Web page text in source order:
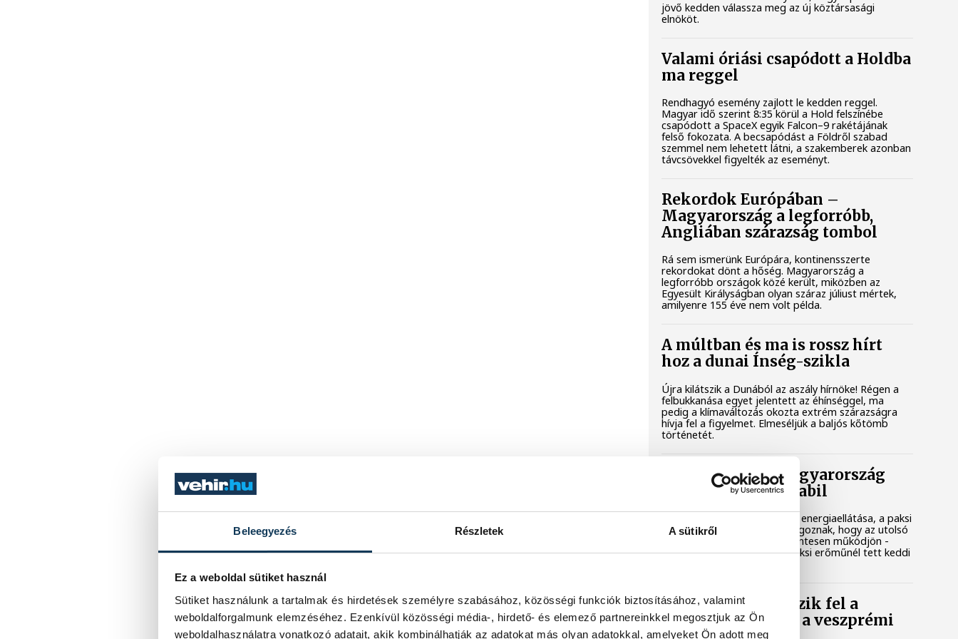
Beleegyezés Részletek A sütikről
Ez a weboldal sütiket használ
Sütiket használunk a tartalmak és hirdetések személyre szabásához, közösségi funkciók biztosításához, valamint
weboldalforgalmunk elemzéséhez. Ezenkívül közösségi média-, hirdető- és elemező partnereinkkel megosztjuk az Ön
weboldalhasználatra vonatkozó adatait, akik kombinálhatják az adatokat más olyan adatokkal, amelyeket Ön adott meg
jövő kedden válassza meg az új köztársasági
elnököt.
Valami óriási csapódott a Holdba
ma reggel
Rendhagyó esemény zajlott le kedden reggel.
Magyar idő szerint 8:35 körül a Hold felszínébe
csapódott a SpaceX egyik Falcon–9 rakétájának
felső fokozata. A becsapódást a Földről szabad
szemmel nem lehetett látni, a szakemberek azonban
távcsövekkel figyelték az eseményt.
Rekordok Európában –
Magyarország a legforróbb,
Angliában szárazság tombol
Rá sem ismerünk Európára, kontinensszerte
rekordokat dönt a hőség. Magyarország a
legforróbb országok közé került, miközben az
Egyesült Királyságban olyan száraz júliust mértek,
amilyenre 155 éve nem volt példa.
A múltban és ma is rossz hírt
hoz a dunai Ínség-szikla
Újra kilátszik a Dunából az aszály hírnöke! Régen a
felbukkanása egyet jelentett az éhínséggel, ma
pedig a klímaváltozás okozta extrém szárazságra
hívja fel a figyelmet. Elmeséljük a baljós kőtömb
történetét.
Magyar Péter: Magyarország
energiaellátása stabil
Jelenleg stabil Magyarország energiaellátása, a paksi
erőmű munkatársai azon dolgoznak, hogy az utolsó
még termelő turbina hibamentesen működjön -
közölte a miniszterelnök a paksi erőműnél tett keddi
Játék közben fedezik fel a
tudomány világát a veszprémi